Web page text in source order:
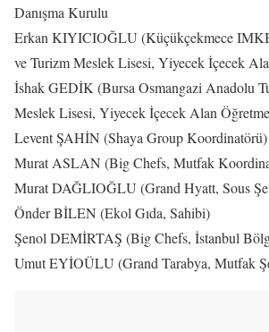
Danışma Kurulu
Erkan KIYICIOĞLU (Küçükçekmece
ve Turizm Meslek Lisesi, Yiyecek İçecek
İshak GEDİK (Bursa Osmangazi Anadolu
Meslek Lisesi, Yiyecek İçecek Alan
Levent ŞAHİN (Shaya Group Koordinatörü)
Murat ASLAN (Big Chefs, Mutfak
Murat DAĞLIOĞLU (Grand Hyatt, Sous
Önder BİLEN (Ekol Gıda, Sahibi)
Şenol DEMİRTAŞ (Big Chefs, İstanbul
Umut EYİOÜLU (Grand Tarabya, Mutfak